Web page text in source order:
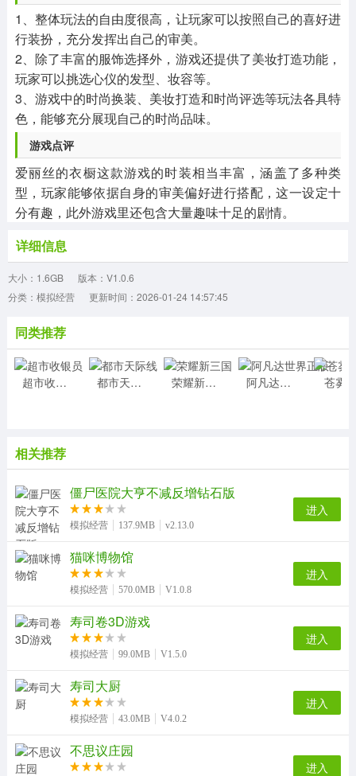
1、整体玩法的自由度很高，让玩家可以按照自己的喜好进
行装扮，充分发挥出自己的审美。
2、除了丰富的服饰选择外，游戏还提供了美妆打造功能，
玩家可以挑选心仪的发型、妆容等。
3、游戏中的时尚换装、美妆打造和时尚评选等玩法各具特
色，能够充分展现自己的时尚品味。
游戏点评
爱丽丝的衣橱这款游戏的时装相当丰富，涵盖了多种类
型，玩家能够依据自身的审美偏好进行搭配，这一设定十
分有趣，此外游戏里还包含大量趣味十足的剧情。
详细信息
大小：1.6GB
版本：V1.0.6
分类：模拟经营
更新时间：2026-01-24 14:57:45
同类推荐
超市收银员 都市天际线 荣耀新三国 阿凡达世界正版 苍雾
相关推荐
僵尸医院大亨不减反增钻石版
模拟经营 137.9MB v2.13.0
进入
猫咪博物馆
模拟经营 570.0MB V1.0.8
进入
寿司卷3D游戏
模拟经营 99.0MB V1.5.0
进入
寿司大厨
模拟经营 43.0MB V4.0.2
进入
不思议庄园
进入